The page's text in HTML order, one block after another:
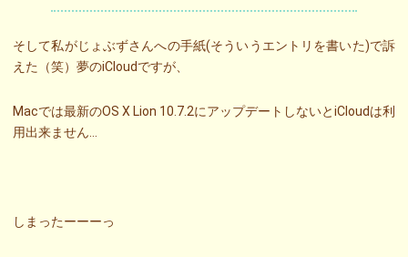
そして私がじょぶずさんへの手紙(そういうエントリを書いた)で訴
えた（笑）夢のiCloudですが、
Macでは最新のOS X Lion 10.7.2にアップデートしないとiCloudは利
用出来ません…
しまったーーーっ